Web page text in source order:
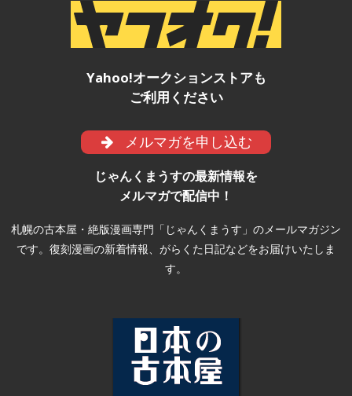
Yahoo!オークションストアも
ご利用ください
メルマガを申し込む
じゃんくまうすの最新情報を
メルマガで配信中！
札幌の古本屋・絶版漫画専門「じゃんくまうす」のメールマガジン
です。復刻漫画の新着情報、がらくた日記などをお届けいたしま
す。